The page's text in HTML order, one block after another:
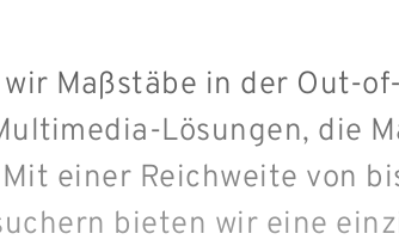
Maßstäbe in der Out-
Lösungen, die
einer Reichweite von
bieten wir eine